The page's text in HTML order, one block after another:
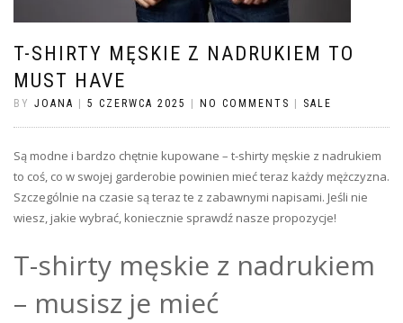
T-SHIRTY MĘSKIE Z NADRUKIEM TO
MUST HAVE
BY JOANA | 5 CZERWCA 2025 | NO COMMENTS | SALE
Są modne i bardzo chętnie kupowane – t-shirty męskie z nadrukiem
to coś, co w swojej garderobie powinien mieć teraz każdy mężczyzna.
Szczególnie na czasie są teraz te z zabawnymi napisami. Jeśli nie
wiesz, jakie wybrać, koniecznie sprawdź nasze propozycje!
T-shirty męskie z nadrukiem
– musisz je mieć